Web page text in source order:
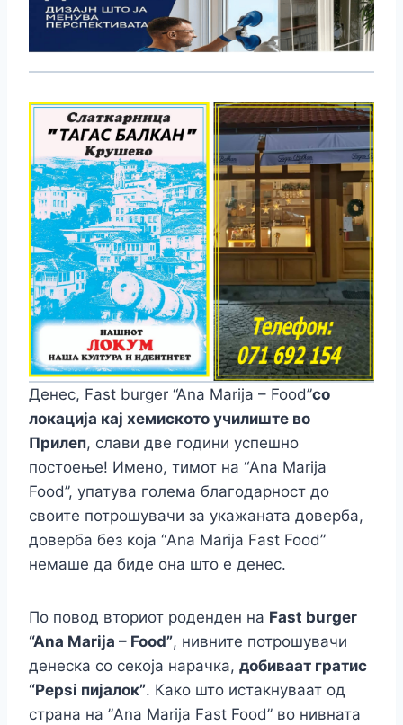
Денес, Fast burger “Ana Marija – Food”со
локација кај хемиското училиште во
Прилеп, слави две години успешно
постоење! Имено, тимот на “Ana Marija
Food”, упатува голема благодарност до
своите потрошувачи за укажаната доверба,
доверба без која “Ana Marija Fast Food”
немаше да биде она што е денес.
По повод вториот роденден на Fast burger
“Ana Marija – Food”, нивните потрошувачи
денеска со секоја нарачка, добиваат гратис
“Pepsi пијалок”. Како што истакнуваат од
страна на ”Ana Marija Fast Food” во нивната